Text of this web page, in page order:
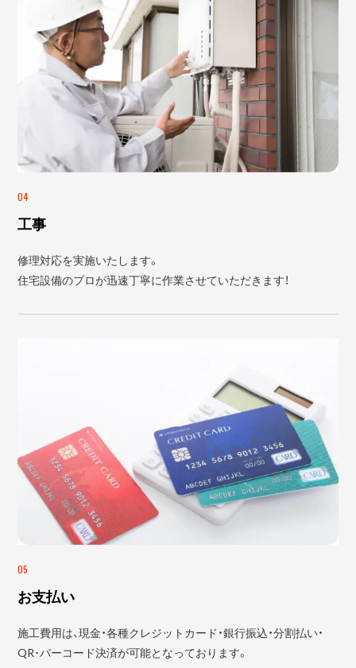
04
工事
修理対応を実施いたします。
住宅設備のプロが迅速丁寧に作業させていただきます！
05
お支払い
施工費用は、現金・各種クレジットカード・銀行振込・分割払い・
QR･バーコード決済が可能となっております。